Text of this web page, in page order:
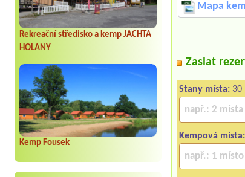
Rekreační středisko a kemp JACHTA
HOLANY
Kemp Fousek
Mapa
Zaslat
Stany místa: 30
Kempová místa: